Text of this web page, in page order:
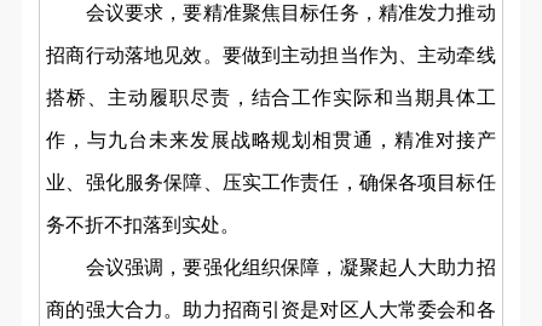
会议要求，要精准聚焦目标任务，精准发力推动
招商行动落地见效。要做到主动担当作为、主动牵线
搭桥、主动履职尽责，结合工作实际和当期具体工
作，与九台未来发展战略规划相贯通，精准对接产
业、强化服务保障、压实工作责任，确保各项目标任
务不折不扣落到实处。
会议强调，要强化组织保障，凝聚起人大助力招
商的强大合力。助力招商引资是对区人大常委会和各